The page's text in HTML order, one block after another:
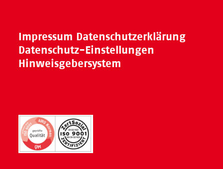
Impressum Datenschutzerklärung
Datenschutz-Einstellungen
Hinweisgebersystem